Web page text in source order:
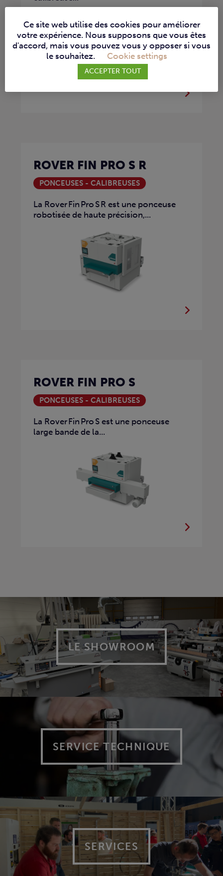
ROVER FIN PRO S R
PONCEUSES - CALIBREUSES
La Rover Fin Pro S R est une ponceuse
robotisée de haute précision,...
ROVER FIN PRO S
PONCEUSES - CALIBREUSES
La Rover Fin Pro S est une ponceuse
large bande de la...
LE SHOWROOM
SERVICE TECHNIQUE
SERVICES
Ce site web utilise des cookies pour améliorer
votre expérience. Nous supposons que vous êtes
d'accord, mais vous pouvez vous y opposer si vous
le souhaitez.
Cookie settings
ACCEPTER TOUT